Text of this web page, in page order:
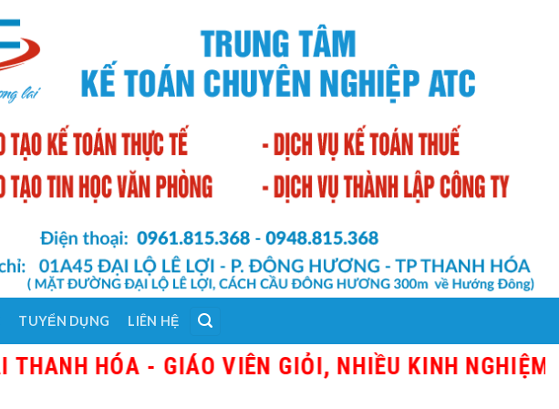
TUYỂN DỤNG LIÊN HỆ
HÓA - GIÁO VIÊN GIỎI, NHIỀU KINH NGHIỆM